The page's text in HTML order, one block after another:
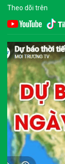
Theo dõi trên